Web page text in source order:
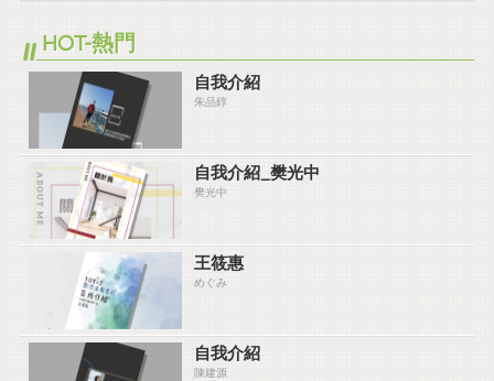
HOT-熱門
自我介紹
朱品錞
自我介紹_樊光中
樊光中
王筱惠
めぐみ
自我介紹
陳建源